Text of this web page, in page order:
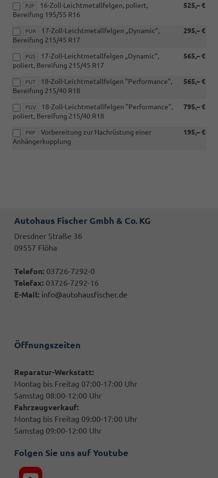
PJP 525,– €
16-Zoll-Leichtmetallfelgen, poliert,
Bereifung 195/55 R16
PUR 295,– €
17-Zoll-Leichtmetallfelgen „Dynamic“,
Bereifung 215/45 R17
PUS 565,– €
17-Zoll-Leichtmetallfelgen „Dynamic“,
poliert, Bereifung 215/45 R17
PUT 565,– €
18-Zoll-Leichtmetallfelgen "Performance",
Bereifung 215/40 R18
PUV 795,– €
18-Zoll-Leichtmetallfelgen "Performance",
poliert, Bereifung 215/40 R18
PRP 195,– €
Vorbereitung zur Nachrüstung einer
Anhängerkupplung
Autohaus Fischer Gmbh & Co. KG
Dresdner Straße 36
09557 Flöha
Telefon: 03726-7292-0
Telefax: 03726-7292-16
E-Mail: info@autohausfischer.de
Öffnungszeiten
Reparatur-Werkstatt:
Montag bis Freitag 07:00-17:00 Uhr
Samstag 08:00-12:00 Uhr
Fahrzeugverkauf:
Montag bis Freitag 09:00-17:00 Uhr
Samstag 09:00-12:00 Uhr
Folgen Sie uns auf Youtube